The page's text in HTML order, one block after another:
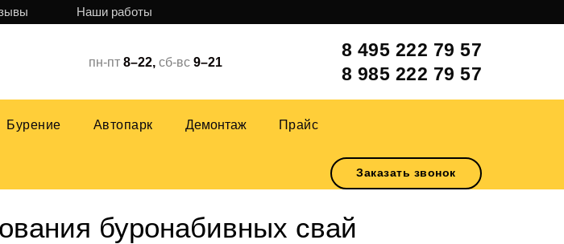
Наши работы
пн-пт 8–22, сб-вс 9–21
8 495 222 79 57
8 985 222 79 57
Бурение Автопарк Демонтаж Прайс
Заказать звонок
буронабивных свай